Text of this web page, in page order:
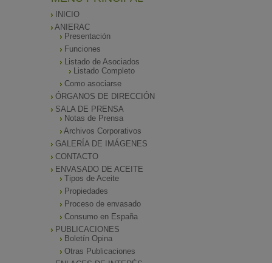
INICIO
ANIERAC
Presentación
Funciones
Listado de Asociados
Listado Completo
Como asociarse
ÓRGANOS DE DIRECCIÓN
SALA DE PRENSA
Notas de Prensa
Archivos Corporativos
GALERÍA DE IMÁGENES
CONTACTO
ENVASADO DE ACEITE
Tipos de Aceite
Propiedades
Proceso de envasado
Consumo en España
PUBLICACIONES
Boletín Opina
Otras Publicaciones